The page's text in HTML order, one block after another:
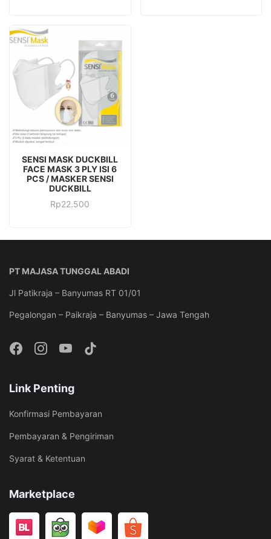
ADD TO CART
SENSI MASK DUCKBILL
FACE MASK 3 PLY ISI 6
PCS / MASKER SENSI
DUCKBILL
Rp22.500
PT MAJASA TUNGGAL ABADI
Jl Patikraja – Banyumas RT 01/01
Pegalongan – Paikraja – Banyumas – Jawa Tengah
Link Penting
Konfirmasi Pembayaran
Pembayaran & Pengiriman
Syarat & Ketentuan
Marketplace